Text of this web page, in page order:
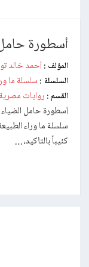
أسطورة حامل
المؤلف : أحمد خالد
السلسلة : سلسلة ما
القسم : روايات
أسطورة حامل الضياء
سلسلة ما وراء
كئيباً بالتأكيد،…